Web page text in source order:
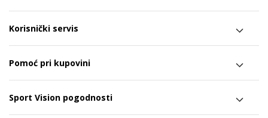
Korisnički servis
Pomoć pri kupovini
Sport Vision pogodnosti